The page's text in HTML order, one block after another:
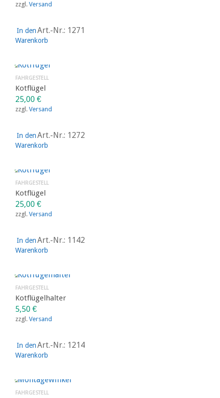
zzgl. Versand
In den
Warenkorb
Art.-Nr.: 1271
FAHRGESTELL
Kotflügel
25,00 €
zzgl. Versand
In den
Warenkorb
Art.-Nr.: 1272
FAHRGESTELL
Kotflügel
25,00 €
zzgl. Versand
In den
Warenkorb
Art.-Nr.: 1142
FAHRGESTELL
Kotflügelhalter
5,50 €
zzgl. Versand
In den
Warenkorb
Art.-Nr.: 1214
FAHRGESTELL